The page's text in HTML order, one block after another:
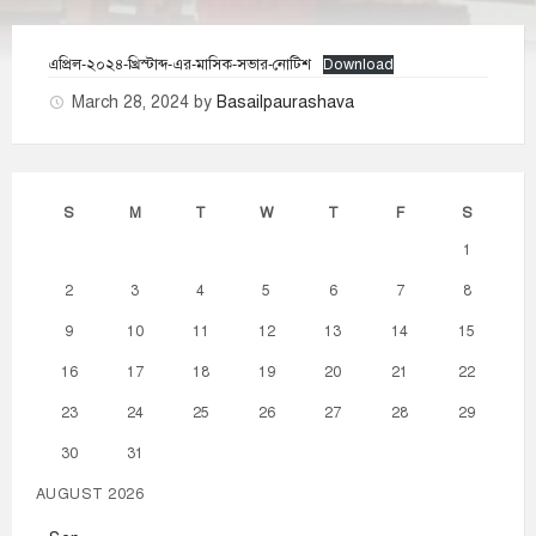
এপ্রিল-২০২৪-খ্রিস্টাব্দ-এর-মাসিক-সভার-নোটিশ Download
March 28, 2024 by Basailpaurashava
AUGUST 2026
S M T W T F S
1
2 3 4 5 6 7 8
9 10 11 12 13 14 15
16 17 18 19 20 21 22
23 24 25 26 27 28 29
30 31